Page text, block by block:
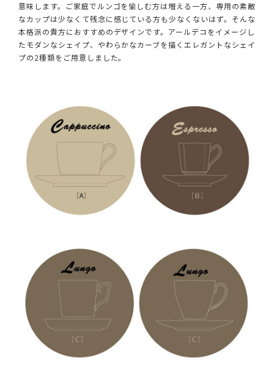
意味します。ご家庭でルンゴを愉しむ方は増える一方、専用の素敵
なカップは少なくて残念に感じている方も少なくないはず。そんな
本格派の貴方におすすめのデザインです。アールデコをイメージし
たモダンなシェイプ、やわらかなカーブを描くエレガントなシェイ
プの2種類をご用意しました。